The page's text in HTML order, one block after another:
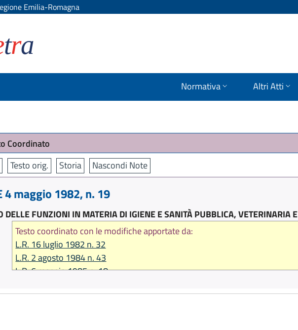
Emilia-Romagna
tra
Normativa Altri Atti
Coordinato
Testo orig. Storia Nascondi Note
4 maggio 1982, n. 19
DELLE FUNZIONI IN MATERIA DI IGIENE E SANITÀ PUBBLICA, VETERINARIA
Testo coordinato con le modifiche apportate da:
L.R. 16 luglio 1982 n. 32
L.R. 2 agosto 1984 n. 43
L.R. 6 maggio 1985 n. 18
L.R. 26 aprile 1990 n. 33